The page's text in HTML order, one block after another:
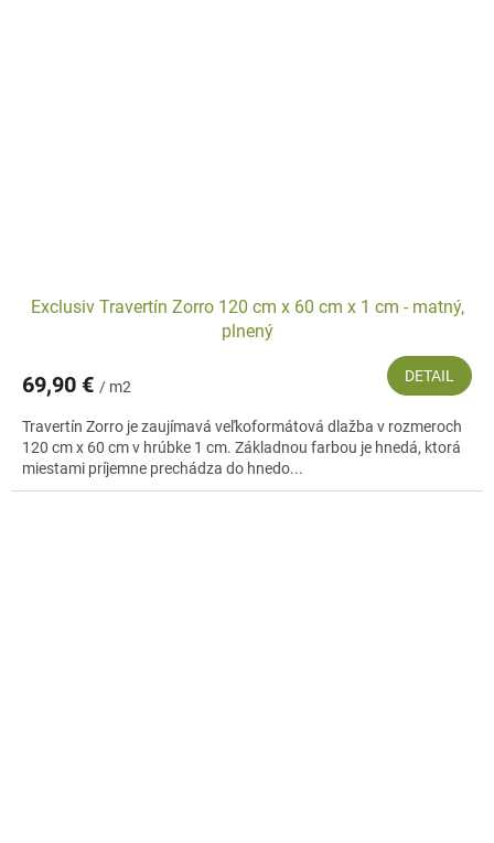
Exclusiv Travertín Zorro 120 cm x 60 cm x 1 cm - matný,
plnený
69,90 € / m2
DETAIL
Travertín Zorro je zaujímavá veľkoformátová dlažba v rozmeroch
120 cm x 60 cm v hrúbke 1 cm. Základnou farbou je hnedá, ktorá
miestami príjemne prechádza do hnedo...